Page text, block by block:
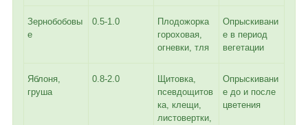
Зернобобовы
е
0.5-1.0
Плодожорка
гороховая,
огневки, тля
Опрыскивани
е в период
вегетации
Яблоня,
груша
0.8-2.0
Щитовка,
псевдощитов
ка, клещи,
листовертки,
Опрыскивани
е до и после
цветения